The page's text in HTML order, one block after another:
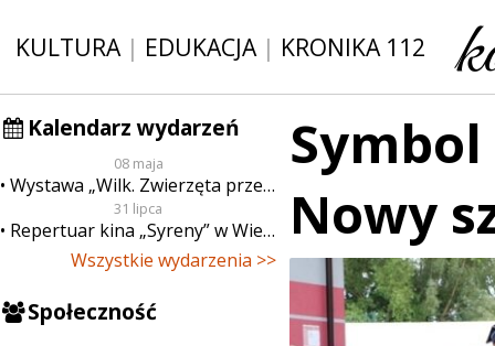
KULTURA| EDUKACJA| KRONIKA 112
Kalendarz wydarzeń
08 maja
Wystawa „Wilk. Zwierzęta przeklęte”
31 lipca
Repertuar kina „Syreny” w Wieluniu w dn. od 31 lipca do 6 sierpnia
Wszystkie wydarzenia >>
Społeczność
Nowy